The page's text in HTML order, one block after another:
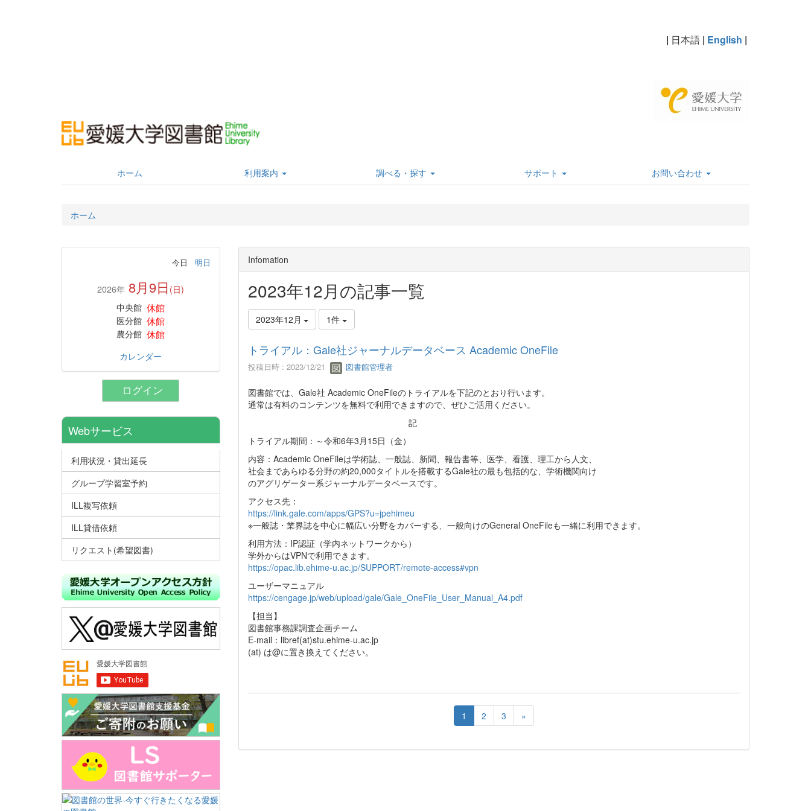
| 日本語 | English |
ホーム 利用案内 調べる・探す サポート お問い合わせ
ホーム
Infomation
2023年12月の記事一覧
2023年12月 1件
トライアル：Gale社ジャーナルデータベース Academic OneFile
投稿日時 : 2023/12/21 図書館管理者
図書館では、Gale社 Academic OneFileのトライアルを下記のとおり行います。
通常は有料のコンテンツを無料で利用できますので、ぜひご活用ください。
記
トライアル期間：～令和6年3月15日（金）
内容：Academic OneFileは学術誌、一般誌、新聞、報告書等、医学、看護、理工から人文、
社会まであらゆる分野の約20,000タイトルを搭載するGale社の最も包括的な、学術機関向け
のアグリゲーター系ジャーナルデータベースです。
アクセス先：
https://link.gale.com/apps/GPS?u=jpehimeu
※一般誌・業界誌を中心に幅広い分野をカバーする、一般向けのGeneral OneFileも一緒に利用できます。
利用方法：IP認証（学内ネットワークから）
学外からはVPNで利用できます。
https://opac.lib.ehime-u.ac.jp/SUPPORT/remote-access#vpn
ユーザーマニュアル
https://cengage.jp/web/upload/gale/Gale_OneFile_User_Manual_A4.pdf
【担当】
図書館事務課調査企画チーム
E-mail：libref(at)stu.ehime-u.ac.jp
(at) は@に置き換えてください。
1 2 3 »
今日 明日
2026年 8月9日 (日)
中央館 休館
医分館 休館
農分館 休館
カレンダー
ログイン
Webサービス
利用状況・貸出延長
グループ学習室予約
ILL複写依頼
ILL貸借依頼
リクエスト(希望図書)